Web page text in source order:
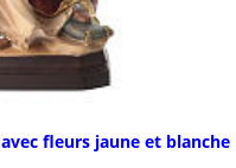
fleurs jaune et blanche